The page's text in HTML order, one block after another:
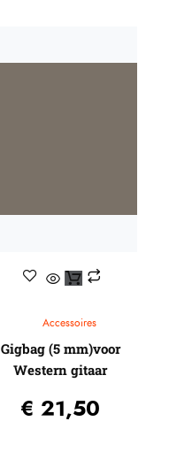
Accessoires
Gigbag (5 mm)voor
Western gitaar
€ 21,50